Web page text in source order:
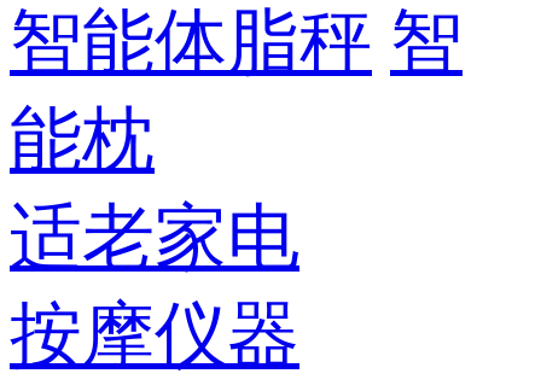
智能体脂秤 智
能枕
适老家电
按摩仪器